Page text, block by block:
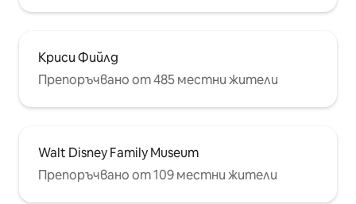
Криси Фийлд
Препоръчвано от 485 местни жители
Walt Disney Family Museum
Препоръчвано от 109 местни жители